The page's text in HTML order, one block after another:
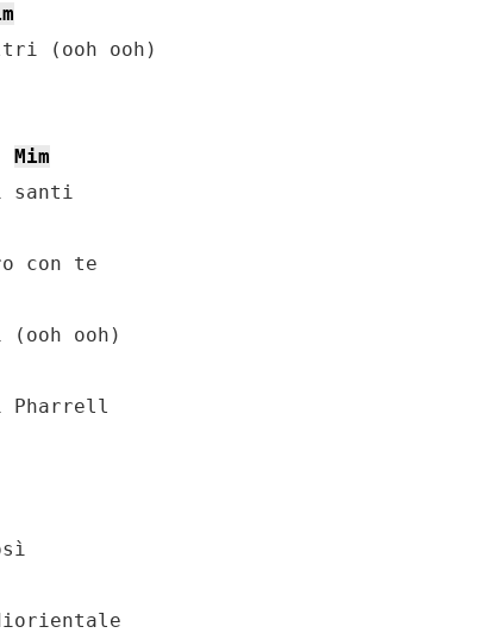
(ooh ooh)
Mim
santi
con te
ooh)